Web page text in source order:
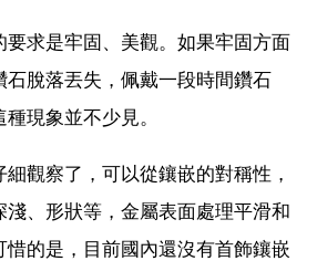
要求是牢固、美觀。如果牢固方面
石脫落丟失，佩戴一段時間鑽石
現象並不少見。
觀察了，可以從鑲嵌的對稱性，
、形狀等，金屬表面處理平滑和
的是，目前國內還沒有首飾鑲嵌